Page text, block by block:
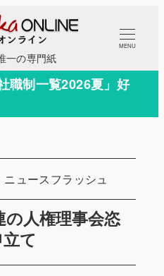
一の専門紙
MENU
職制一覧2026夏」好
の人権理事会恣
て
ゴリー
ニュースフラッシュ